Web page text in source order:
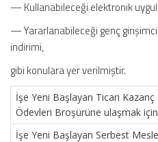
— Kullanabileceği elektronik
— Yararlanabileceği genç girişimci
indirimi,
gibi konulara yer verilmiştir.
İşe Yeni Başlayan Ticari
Ödevleri Broşürüne ulaşmak için
İşe Yeni Başlayan Serbest